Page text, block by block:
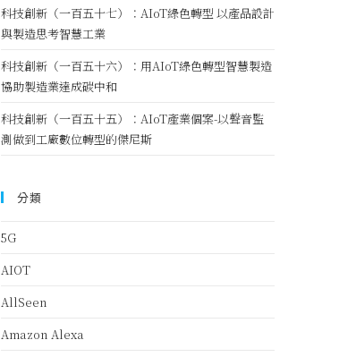
科技創新（一百五十七）：AIoT綠色轉型 以產品設計
與製造思考智慧工業
科技創新（一百五十六）：用AIoT綠色轉型智慧製造
協助製造業達成碳中和
科技創新（一百五十五）：AIoT產業個案-以聲音監
測做到工廠數位轉型的傑尼斯
分類
5G
AIOT
AllSeen
Amazon Alexa